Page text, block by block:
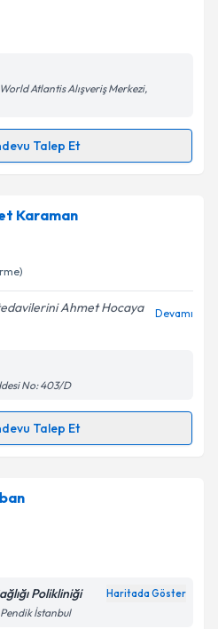
e-posta ile bilgilendireceğiz.
işlenmesine ilişkinAydınlatma
ve kişisel verilerimin belirtilen
kabul ediyorum.
Gönder
Atlantis Alışveriş Merkezi,
Talep Et
Talebi
için randevu takvimi talebi
randevu almanız için bir
e-posta ile bilgilendireceğiz.
ilişkin
kişisel verilerimin belirtilen
kabul ediyorum.
Karaman
Ahmet Hocaya
Devamı
No: 403/D
Talep Et
Talebi
randevu almanız için bir
e-posta ile bilgilendireceğiz.
Polikliniği Haritada Göster
İstanbul